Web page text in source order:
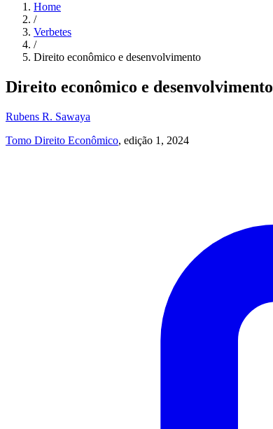
Home
/
Verbetes
/
Direito econômico e desenvolvimento
Direito econômico e desenvolvimento
Rubens R. Sawaya
Tomo Direito Econômico, edição 1, 2024